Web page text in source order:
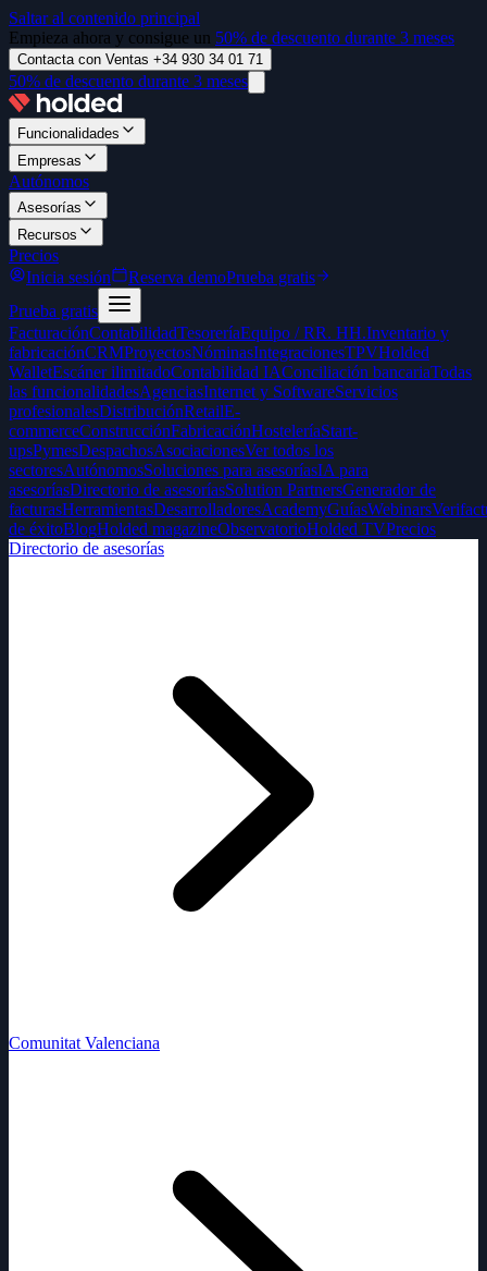
Saltar al contenido principal
Empieza ahora y consigue un 50% de descuento durante 3 meses
Contacta con Ventas +34 930 34 01 71
50% de descuento durante 3 meses
Funcionalidades
Empresas
Autónomos
Asesorías
Recursos
Precios
Inicia sesión
Reserva demoPrueba gratis
Prueba gratis
FacturaciónContabilidadTesoreríaEquipo / RR. HH.Inventario y
fabricaciónCRMProyectosNóminasIntegracionesTPVHolded
WalletEscáner ilimitadoContabilidad IAConciliación bancariaTodas
las funcionalidadesAgenciasInternet y SoftwareServicios
profesionalesDistribuciónRetailE-
commerceConstrucciónFabricaciónHosteleríaStart-
upsPymesDespachosAsociacionesVer todos los
sectoresAutónomosSoluciones para asesoríasIA para
asesoríasDirectorio de asesoríasSolution PartnersGenerador de
facturasHerramientasDesarrolladoresAcademyGuíasWebinars
de éxitoBlogHolded magazineObservatorioHolded TVPrecios
Directorio de asesorías
Comunitat Valenciana